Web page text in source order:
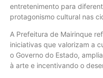
entretenimento para
protagonismo cultural nas
A Prefeitura de Mairinque
iniciativas que valorizam a
o Governo do Estado,
à arte e incentivando o